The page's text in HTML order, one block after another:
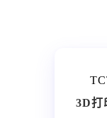
3D打